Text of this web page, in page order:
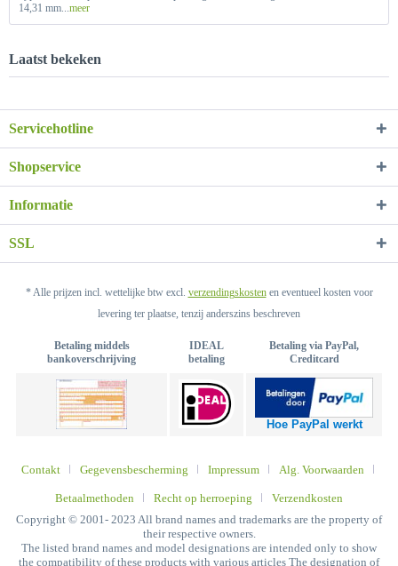
14,31 mm... meer
Laatst bekeken
Servicehotline
Shopservice
Informatie
SSL
* Alle prijzen incl. wettelijke btw excl. verzendingskostenen eventueel kosten voor
levering ter plaatse, tenzij anderszins beschreven
Betaling middels
bankoverschrijving
IDEAL
betaling
Betaling via PayPal,
Creditcard
Hoe PayPal werkt
Contakt Gegevensbescherming Impressum Alg. Voorwaarden
Betaalmethoden Recht op herroeping
Verzendkosten
Copyright © 2001- 2023 All brand names and trademarks are the property of
their respective owners.
The listed brand names and model designations are intended only to show
the compatibility of these products with various articles The designation of